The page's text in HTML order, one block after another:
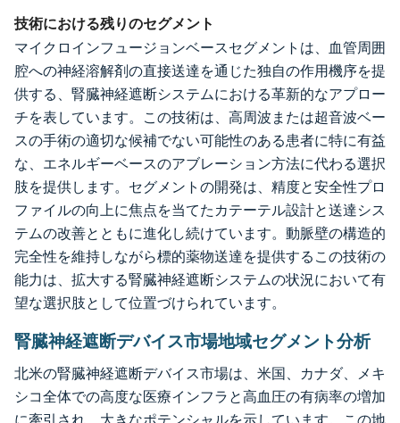
技術における残りのセグメント
マイクロインフュージョンベースセグメントは、血管周囲
腔への神経溶解剤の直接送達を通じた独自の作用機序を提
供する、腎臓神経遮断システムにおける革新的なアプロー
チを表しています。この技術は、高周波または超音波ベー
スの手術の適切な候補でない可能性のある患者に特に有益
な、エネルギーベースのアブレーション方法に代わる選択
肢を提供します。セグメントの開発は、精度と安全性プロ
ファイルの向上に焦点を当てたカテーテル設計と送達シス
テムの改善とともに進化し続けています。動脈壁の構造的
完全性を維持しながら標的薬物送達を提供するこの技術の
能力は、拡大する腎臓神経遮断システムの状況において有
望な選択肢として位置づけられています。
腎臓神経遮断デバイス市場地域セグメント分析
北米の腎臓神経遮断デバイス市場は、米国、カナダ、メキ
シコ全体での高度な医療インフラと高血圧の有病率の増加